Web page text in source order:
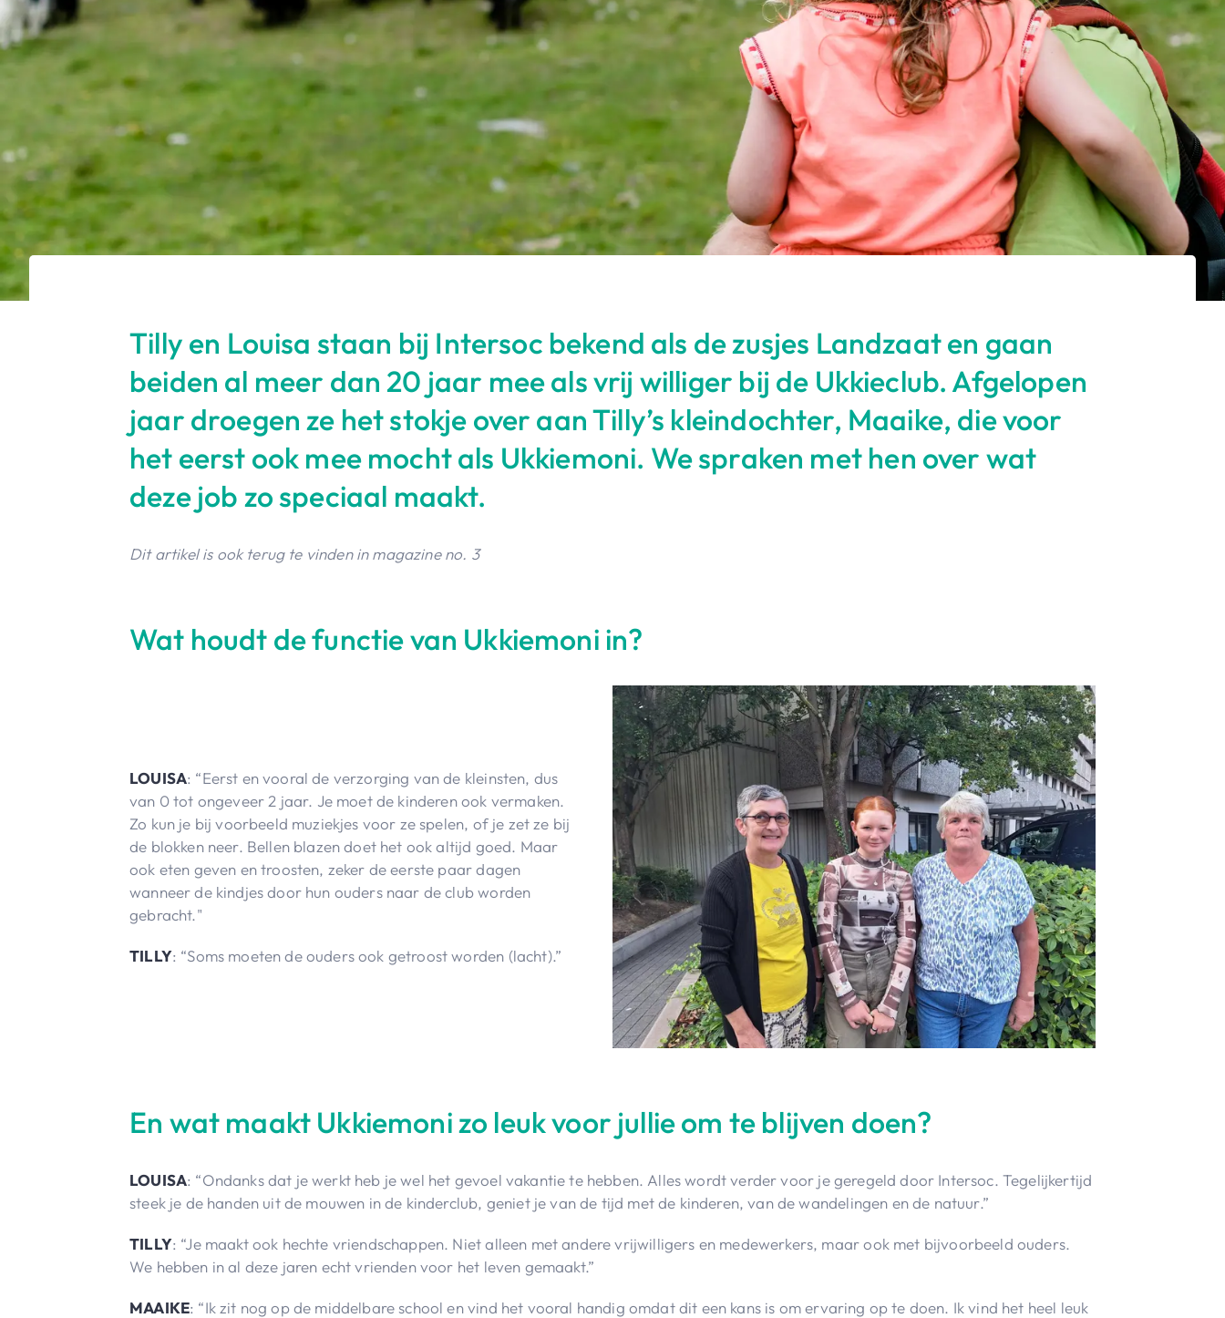
Tilly en Louisa staan bij Intersoc bekend als de zusjes Landzaat en gaan
beiden al meer dan 20 jaar mee als vrij williger bij de Ukkieclub. Afgelopen
jaar droegen ze het stokje over aan Tilly’s kleindochter, Maaike, die voor
het eerst ook mee mocht als Ukkiemoni. We spraken met hen over wat
deze job zo speciaal maakt.
Dit artikel is ook terug te vinden in magazine no. 3
Wat houdt de functie van Ukkiemoni in?
LOUISA: “Eerst en vooral de verzorging van de kleinsten, dus
van 0 tot ongeveer 2 jaar. Je moet de kinderen ook vermaken.
Zo kun je bij voorbeeld muziekjes voor ze spelen, of je zet ze bij
de blokken neer. Bellen blazen doet het ook altijd goed. Maar
ook eten geven en troosten, zeker de eerste paar dagen
wanneer de kindjes door hun ouders naar de club worden
gebracht."
TILLY: “Soms moeten de ouders ook getroost worden (lacht).”
En wat maakt Ukkiemoni zo leuk voor jullie om te blijven doen?
LOUISA: “Ondanks dat je werkt heb je wel het gevoel vakantie te hebben. Alles wordt verder voor je geregeld door Intersoc. Tegelijkertijd
steek je de handen uit de mouwen in de kinderclub, geniet je van de tijd met de kinderen, van de wandelingen en de natuur.”
TILLY: “Je maakt ook hechte vriendschappen. Niet alleen met andere vrijwilligers en medewerkers, maar ook met bijvoorbeeld ouders.
We hebben in al deze jaren echt vrienden voor het leven gemaakt.”
MAAIKE: “Ik zit nog op de middelbare school en vind het vooral handig omdat dit een kans is om ervaring op te doen. Ik vind het heel leuk